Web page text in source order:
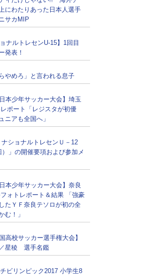
にわたりあった日本人選手
サカMIP
ナルトレセンU-15】1回目
発表！
やめろ」と言われる息子
本少年サッカー大会】埼玉
ポート「レジスタが初優
ニアも全国へ」
ナショナルトレセンＵ－12
）」の開催要項および参加メ
本少年サッカー大会】奈良
ォトレポート＆結果 「強豪
たＹＦ奈良テソロが初の全
む！」
高校サッカー選手権大会】
星稜 選手名鑑
チビリンピック2017 小学生8